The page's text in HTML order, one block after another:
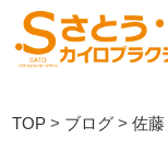
TOP > ブログ >佐藤